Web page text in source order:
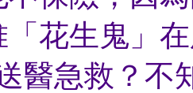
「花生鬼」
醫急救？不